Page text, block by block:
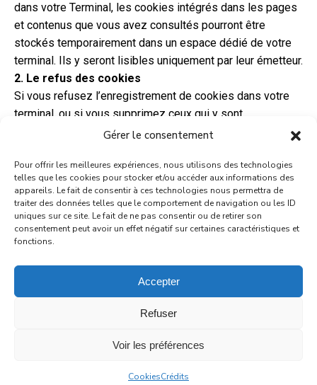
Gérer le consentement
Pour offrir les meilleures expériences, nous utilisons des technologies
telles que les cookies pour stocker et/ou accéder aux informations des
appareils. Le fait de consentir à ces technologies nous permettra de
traiter des données telles que le comportement de navigation ou les ID
uniques sur ce site. Le fait de ne pas consentir ou de retirer son
consentement peut avoir un effet négatif sur certaines caractéristiques et
fonctions.
Accepter
Refuser
Voir les préférences
CookiesCrédits
dans votre Terminal, les cookies intégrés dans les pages
et contenus que vous avez consultés pourront être
stockés temporairement dans un espace dédié de votre
terminal. Ils y seront lisibles uniquement par leur émetteur.
2. Le refus des cookies
Si vous refusez l’enregistrement de cookies dans votre
terminal, ou si vous supprimez ceux qui y sont
enregistrés, vous ne pourrez plus bénéficier d’un certain
dans certains espaces de notre site. Tel serait le cas si
vous tentiez d’accéder à nos contenus ou services qui
nécessitent de vous identifier. Le cas échéant, nous
déclinons toute responsabilité pour les conséquences
liées au fonctionnement dégradé de nos services
consulter les cookies nécessaires à leur fonctionnement
et que vous auriez refusés ou supprimés.
© Château d’Apremont, 2024Cookies